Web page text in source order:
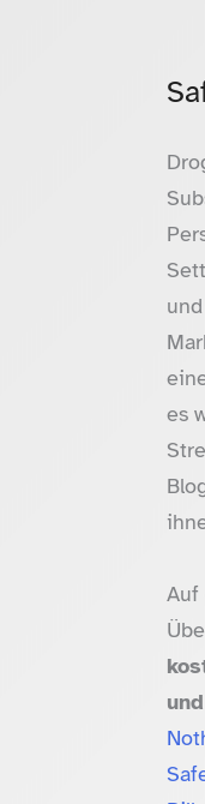
es
Auf